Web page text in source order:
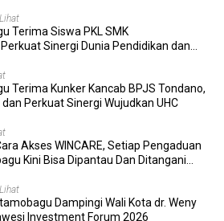
Terima Siswa PKL SMK
Sinergi Dunia Pendidikan dan
Terima Kunker Kancab BPJS Tondano,
Perkuat Sinergi Wujudkan UHC
Akses WINCARE, Setiap Pengaduan
Kini Bisa Dipantau Dan Ditangani
Dampingi Wali Kota dr. Weny
Investment Forum 2026